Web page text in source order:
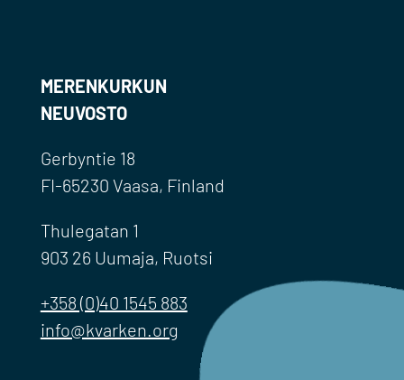
MERENKURKUN
NEUVOSTO
Gerbyntie 18
FI-65230 Vaasa, Finland
Thulegatan 1
903 26 Uumaja, Ruotsi
+358 (0)40 1545 883
info@kvarken.org